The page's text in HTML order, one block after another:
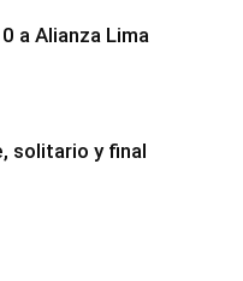
a Alianza Lima
solitario y final